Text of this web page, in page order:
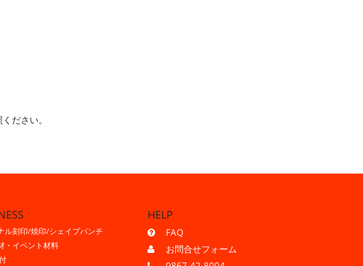
ださい。
ル刻印/焼印/シェイプパンチ
・イベント材料
HELP
FAQ
お問合せフォーム